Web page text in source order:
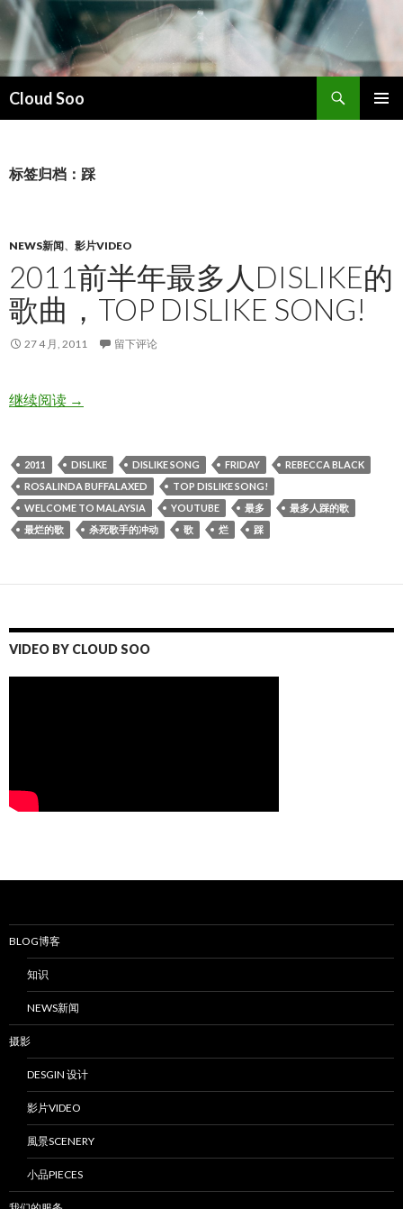
Cloud Soo
索
文
标签归档：踩
NEWS新闻、 影片VIDEO
2011前半年最多人DISLIKE的
歌曲，TOP DISLIKE SONG!
27 4 月, 2011 留下评论
继续阅读2011前半年最多人dislike的歌曲，Top dislike song!
→
2011 DISLIKE DISLIKE SONG FRIDAY
REBECCA BLACK
ROSALINDA BUFFALAXED
TOP DISLIKE SONG!
WELCOME TO MALAYSIA
YOUTUBE 最多
最多人踩的歌
最烂的歌
杀死歌手的冲动 歌 烂 踩
VIDEO BY CLOUD SOO
BLOG博客
知识
NEWS新闻
摄影
DESGIN 设计
影片VIDEO
風景SCENERY
小品PIECES